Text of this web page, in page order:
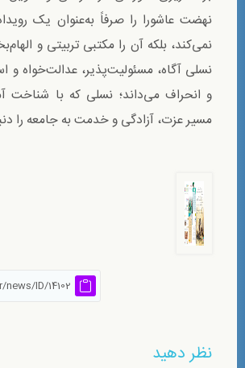
نهضت عاشورا را صرفاً به‌عنوان یک
نمی‌کند، بلکه آن را مکتبی تربیتی و
نسلی آگاه، مسئولیت‌پذیر، عدالت‌خواه و
و انحراف می‌داند؛ نسلی که با شناخت
مسیر عزت، آزادگی و خدمت به جامعه را
نظر دهید